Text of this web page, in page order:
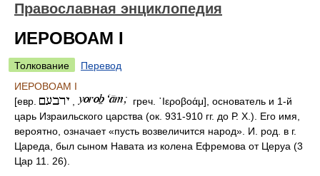
Православная энциклопедия
ИЕРОВОАМ I
Толкование
Перевод
ИЕРОВОАМ I
[евр.
греч. ῾Ιεροβοάμ], основатель и 1-й
царь Израильского царства (ок. 931-910 гг. до Р. Х.). Его имя,
вероятно, означает «пусть возвеличится народ». И. род. в г.
Цареда, был сыном Навата из колена Ефремова от Церуа (3
Цар 11. 26).